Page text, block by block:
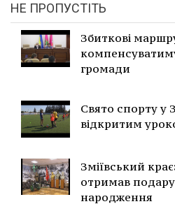
НЕ ПРОПУСТІТЬ
Збиткові
громади
Свято спорту у
відкритим
Зміївський
отримав
народження